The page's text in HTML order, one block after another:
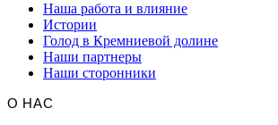
Наша работа и влияние
Истории
Голод в Кремниевой долине
Наши партнеры
Наши сторонники
О НАС